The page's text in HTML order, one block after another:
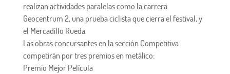
realizan actividades paralelas como la carrera
Geocentrum 2, una prueba ciclista que cierra el festival, y
el Mercadillo Rueda.
Las obras concursantes en la sección Competitiva
competirán por tres premios en metálico:
Premio Mejor Película